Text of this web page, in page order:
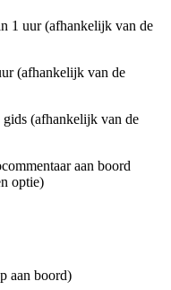
1 uur (afhankelijk van de
(afhankelijk van de
(afhankelijk van de
aan boord
optie)
aan boord)